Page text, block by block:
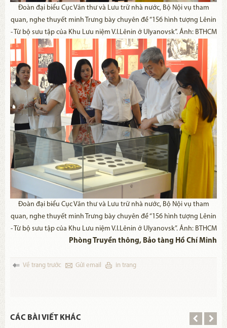
Đoàn đại biểu Cục Văn thư và Lưu trữ nhà nước, Bộ Nội vụ tham
quan, nghe thuyết minh Trưng bày chuyên đề “156 hình tượng Lênin
- Từ bộ sưu tập của Khu Lưu niệm V.I.Lênin ở Ulyanovsk”. Ảnh: BTHCM
Đoàn đại biểu Cục Văn thư và Lưu trữ nhà nước, Bộ Nội vụ tham
quan, nghe thuyết minh Trưng bày chuyên đề “156 hình tượng Lênin
- Từ bộ sưu tập của Khu Lưu niệm V.I.Lênin ở Ulyanovsk”. Ảnh: BTHCM
Phòng Truyền thông, Bảo tàng Hồ Chí Minh
Về trang trước Gửi email in trang
CÁC BÀI VIẾT KHÁC